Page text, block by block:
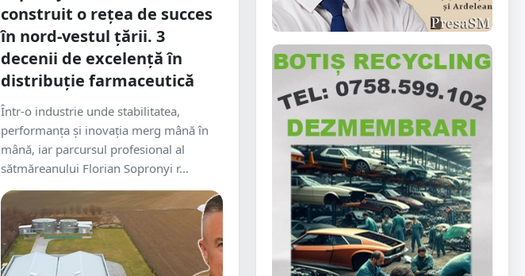
construit o rețea de succes
în nord-vestul țării. 3
decenii de excelență în
distribuție farmaceutică
Într-o industrie unde stabilitatea,
performanța și inovația merg mână în
mână, iar parcursul profesional al
sătmăreanului Florian Sopronyi r...